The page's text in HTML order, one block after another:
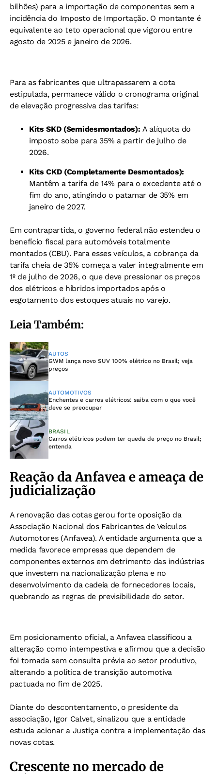
bilhões) para a importação de componentes sem a
incidência do Imposto de Importação. O montante é
equivalente ao teto operacional que vigorou entre
agosto de 2025 e janeiro de 2026.
Para as fabricantes que ultrapassarem a cota
estipulada, permanece válido o cronograma original
de elevação progressiva das tarifas:
Kits SKD (Semidesmontados): A alíquota do
imposto sobe para 35% a partir de julho de
2026.
Kits CKD (Completamente Desmontados):
Mantêm a tarifa de 14% para o excedente até o
fim do ano, atingindo o patamar de 35% em
janeiro de 2027.
Em contrapartida, o governo federal não estendeu o
benefício fiscal para automóveis totalmente
montados (CBU). Para esses veículos, a cobrança da
tarifa cheia de 35% começa a valer integralmente em
1º de julho de 2026, o que deve pressionar os preços
dos elétricos e híbridos importados após o
esgotamento dos estoques atuais no varejo.
Leia Também:
AUTOS
GWM lança novo SUV 100% elétrico no Brasil; veja
preços
AUTOMOTIVOS
Enchentes e carros elétricos: saiba com o que você
deve se preocupar
BRASIL
Carros elétricos podem ter queda de preço no Brasil;
entenda
Reação da Anfavea e ameaça de
judicialização
A renovação das cotas gerou forte oposição da
Associação Nacional dos Fabricantes de Veículos
Automotores (Anfavea). A entidade argumenta que a
medida favorece empresas que dependem de
componentes externos em detrimento das indústrias
que investem na nacionalização plena e no
desenvolvimento da cadeia de fornecedores locais,
quebrando as regras de previsibilidade do setor.
Em posicionamento oficial, a Anfavea classificou a
alteração como intempestiva e afirmou que a decisão
foi tomada sem consulta prévia ao setor produtivo,
alterando a política de transição automotiva
pactuada no fim de 2025.
Diante do descontentamento, o presidente da
associação, Igor Calvet, sinalizou que a entidade
estuda acionar a Justiça contra a implementação das
novas cotas.
Crescente no mercado de